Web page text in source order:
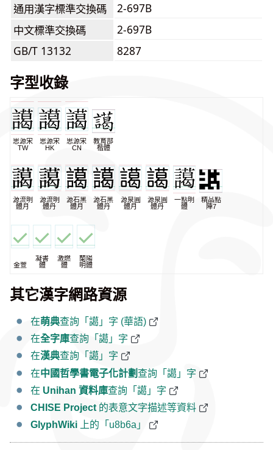
通用漢字標準交換碼
2-697B
中文標準交換碼
2-697B
GB/T 13132
8287
字型收錄
思源宋
TW
思源宋
HK
思源宋
CN
教育部
楷體
源流明
體月
源流明
體丹
源石黑
體月
源石黑
體丹
源泉圓
體月
源泉圓
體丹
一點明
體
精品點
陣7
金萱
凝書
體
激燃
體
蘭陽
明體
其它漢字網路資源
在萌典查詢「譪」字 (華語)
在全字庫查詢「譪」字
在漢典查詢「譪」字
在中國哲學書電子化計劃查詢「譪」字
在 Unihan 資料庫查詢「譪」字
CHISE Project 的表意文字描述等資料
GlyphWiki 上的「u8b6a」